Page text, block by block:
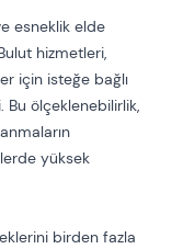
esneklik elde
hizmetleri,
için isteğe bağlı
. Bu ölçeklenebilirlik,
yüksek
birden fazla